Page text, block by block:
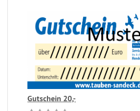
Gutschein 20,-